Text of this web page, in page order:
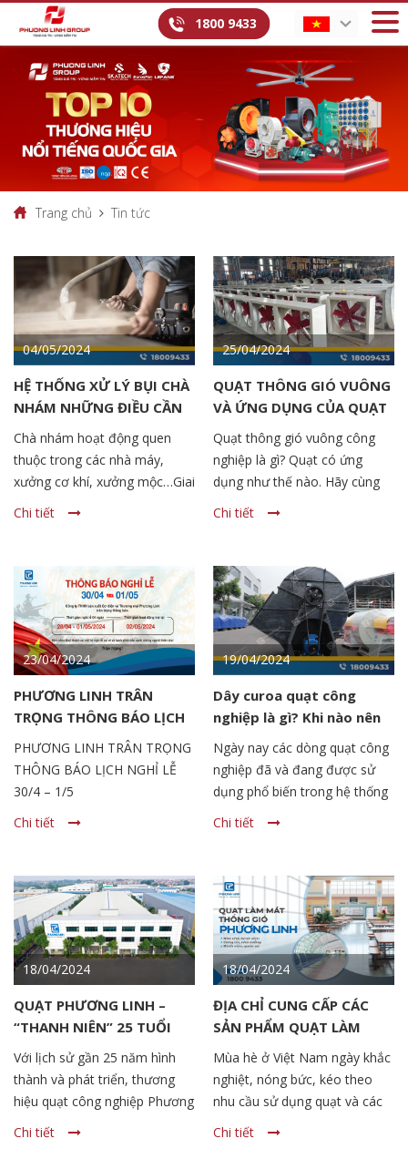
1800 9433
Trang chủ Tin tức
04/05/2024
HỆ THỐNG XỬ LÝ BỤI CHÀ
NHÁM NHỮNG ĐIỀU CẦN
BIẾT
Chà nhám hoạt động quen
thuộc trong các nhà máy,
xưởng cơ khí, xưởng mộc…Giai
đoạn này sẽ đánh bóng làm
này phát sinh bụi bẩn làm ảnh
hưởng đến không khí, môi
trường sống của người lao
động. Do vậy cần có những hệ
thống xử lý bụi chà nhám
chuyên nghiệp để thu hồi và
xử lý bụi hiệu quả. Vậy hệ
thống gồm những gì, thu hồi
bụi như thế nào? Hãy cùng
Phương Linh trong bài viết
dưới đây nhé.
Chi tiết
25/04/2024
QUẠT THÔNG GIÓ VUÔNG
VÀ ỨNG DỤNG CỦA QUẠT
Quạt thông gió vuông công
nghiệp là gì? Quạt có ứng
dụng như thế nào. Hãy cùng
Phương Linh tìm hiểu về dòng
Chi tiết
23/04/2024
PHƯƠNG LINH TRÂN
TRỌNG THÔNG BÁO LỊCH
NGHỈ LỄ 30/4 – 1/5
PHƯƠNG LINH TRÂN TRỌNG
THÔNG BÁO LỊCH NGHỈ LỄ
30/4 – 1/5
Chi tiết
19/04/2024
Dây curoa quạt công
nghiệp là gì? Khi nào nên
thay dây curoa quạt hút
Ngày nay các dòng quạt công
nghiệp đã và đang được sử
dụng phổ biến trong hệ thống
nhà máy, nhà xưởng, tòa
hút khói trong phòng cháy…
Với các dòng quạt công nghiệp
gián tiếp cần sử dụng dây
curoa để kết nối động cơ với
cánh quạt. Vậy dây curoa quạt
hút là gì? Khi nào nên thay dây
curoa cho quạt. Cùng Phương
Linh tìm hiểu trong bài viết
dưới đây
Chi tiết
18/04/2024
QUẠT PHƯƠNG LINH –
“THANH NIÊN” 25 TUỔI
BẢN LĨNH, VỮNG VÀNG
Với lịch sử gần 25 năm hình
thành và phát triển, thương
hiệu quạt công nghiệp Phương
Linh luôn mang trong mình sứ
Chi tiết
18/04/2024
ĐỊA CHỈ CUNG CẤP CÁC
SẢN PHẨM QUẠT LÀM
MÁT UY TÍN, CHẤT LƯỢNG
Mùa hè ở Việt Nam ngày khắc
nghiệt, nóng bức, kéo theo
nhu cầu sử dụng quạt và các
công cụ làm mát của người
Chi tiết